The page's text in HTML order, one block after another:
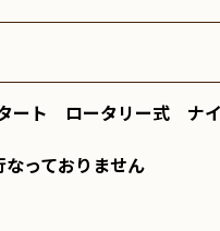
ト　ロータリー式　ナ
っておりません